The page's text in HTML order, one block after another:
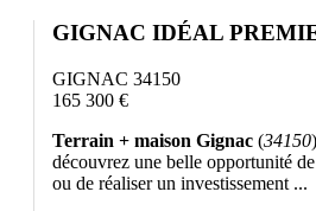
GIGNAC IDÉAL
GIGNAC 34150
165 300 €
Terrain + maison Gignac (34150
découvrez une belle opportunité
ou de réaliser un investissement ...